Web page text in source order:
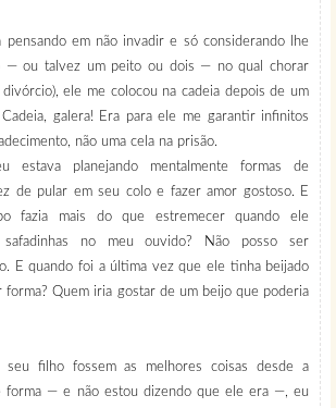
pensando em não invadir e só considerando lhe
— ou talvez um peito ou dois — no qual chorar
ele me colocou na cadeia depois de um
galera! Era para ele me garantir infinitos
não uma cela na prisão.
estava planejando mentalmente formas de
de pular em seu colo e fazer amor gostoso. E
fazia mais do que estremecer quando ele
safadinhas no meu ouvido? Não posso ser
E quando foi a última vez que ele tinha beijado
forma? Quem iria gostar de um beijo que poderia
filho fossem as melhores coisas desde a
forma — e não estou dizendo que ele era —, eu